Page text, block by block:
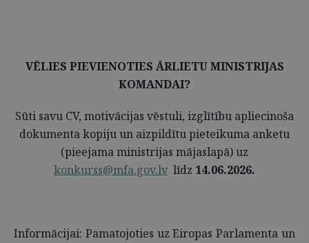
VĒLIES PIEVIENOTIES ĀRLIETU MINISTRIJAS
KOMANDAI?
Sūti savu CV, motivācijas vēstuli, izglītību apliecinoša
dokumenta kopiju un aizpildītu pieteikuma anketu
(pieejama ministrijas mājaslapā) uz
konkurss@mfa.gov.lv līdz 14.06.2026.
Informācijai: Pamatojoties uz Eiropas Parlamenta un